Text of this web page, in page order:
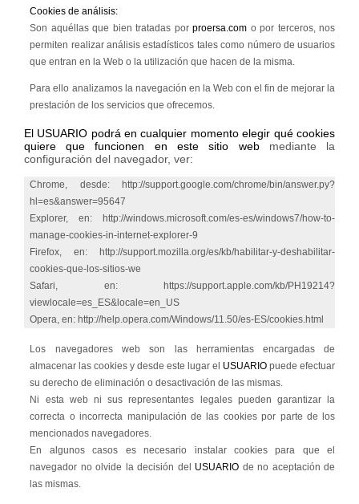
Cookies de análisis:
Son aquéllas que bien tratadas porproersa.com o por terceros, nos
permiten realizar análisis estadísticos tales como número de usuarios
que entran en la Web o la utilización que hacen de la misma.
Para ello analizamos la navegación en la Web con el fin de mejorar la
prestación de los servicios que ofrecemos.
El USUARIO podrá en cualquier momento elegir qué cookies
quiere que funcionen en este sitio webmediante la
configuración del navegador, ver:
Chrome, desde: http://support.google.com/chrome/bin/answer.py?
hl=es&answer=95647
Explorer, en: http://windows.microsoft.com/es-es/windows7/how-to-
manage-cookies-in-internet-explorer-9
Firefox, en: http://support.mozilla.org/es/kb/habilitar-y-deshabilitar-
cookies-que-los-sitios-we
Safari, en: https://support.apple.com/kb/PH19214?
viewlocale=es_ES&locale=en_US
Opera, en: http://help.opera.com/Windows/11.50/es-ES/cookies.html
Los navegadores web son las herramientas encargadas de
almacenar las cookies y desde este lugar el USUARIO puede efectuar
su derecho de eliminación o desactivación de las mismas.
Ni esta web ni sus representantes legales pueden garantizar la
correcta o incorrecta manipulación de las cookies por parte de los
mencionados navegadores.
En algunos casos es necesario instalar cookies para que el
navegador no olvide la decisión del USUARIO de no aceptación de
las mismas.